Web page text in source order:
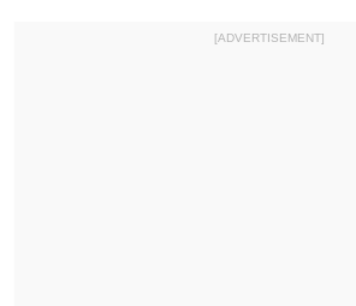
[ADVERTISEMENT]